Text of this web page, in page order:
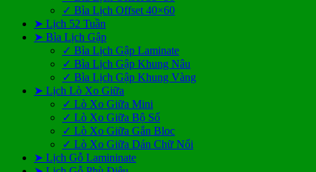
✓ Bìa Lịch Offset 40×60
➤ Lịch 52 Tuần
➤ Bìa Lịch Gập
✓ Bìa Lịch Gập Laminate
✓ Bìa Lịch Gập Khung Nâu
✓ Bìa Lịch Gập Khung Vàng
➤ Lịch Lò Xo Giữa
✓ Lò Xo Giữa Mini
✓ Lò Xo Giữa Bộ Số
✓ Lò Xo Giữa Gắn Bloc
✓ Lò Xo Giữa Dán Chữ Nổi
➤ Lịch Gỗ Lamininate